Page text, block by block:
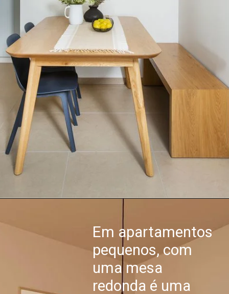
Em apartamentos
pequenos, com
uma mesa
redonda é uma